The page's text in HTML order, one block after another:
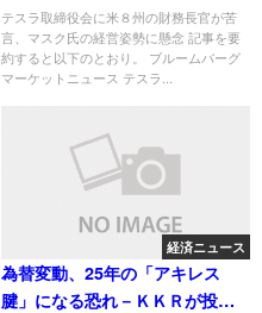
勢に懸念
テスラ取締役会に米８州の財務長官が苦
言、マスク氏の経営姿勢に懸念 記事を要
約すると以下のとおり。 ブルームバーグ
マーケットニュース テスラ...
経済ニュース
為替変動、25年の「アキレス
腱」になる恐れ－ＫＫＲが投資